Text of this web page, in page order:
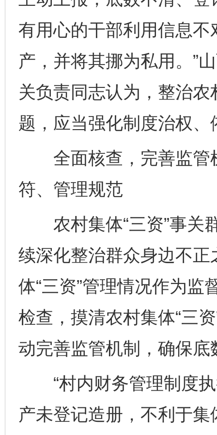
有用心的干部利用信息
产，并将其挪为私用。”
关负责同志认为，整治农
题，应当强化制度治权
全面核查，完善监管
符、管理规范
农村集体“三资”事关
续深化整治群众身边不
体“三资”管理情况作为监
检查，摸清农村集体“三
动完善监管机制，确保
“村内财务管理制度执
产未登记造册，不利于